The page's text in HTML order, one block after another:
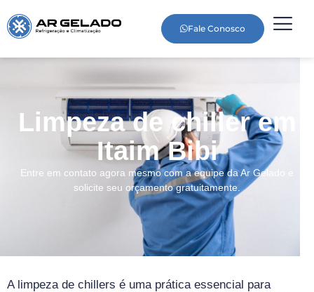
Fale Conosco
Limpeza de chiller em
Itaim Bibi
Entre em contato agora mesmo com a equipe da Ar Gelado e
solicite seu orçamento gratuitamente.
A limpeza de chillers é uma prática essencial para